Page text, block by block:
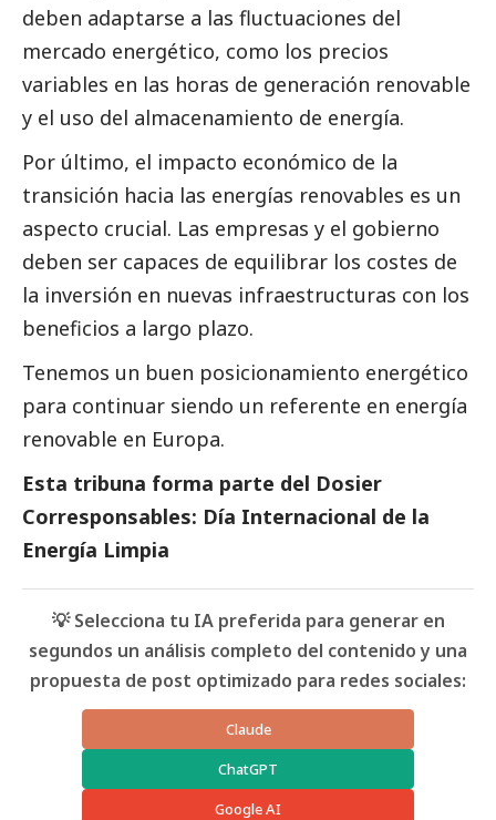
deben adaptarse a las fluctuaciones del
mercado energético, como los precios
variables en las horas de generación renovable
y el uso del almacenamiento de energía.
Por último, el impacto económico de la
transición hacia las energías renovables es un
aspecto crucial. Las empresas y el gobierno
deben ser capaces de equilibrar los costes de
la inversión en nuevas infraestructuras con los
beneficios a largo plazo.
Tenemos un buen posicionamiento energético
para continuar siendo un referente en energía
renovable en Europa.
Esta tribuna forma parte del Dosier
Corresponsables: Día Internacional de la
Energía Limpia
💡 Selecciona tu IA preferida para generar en
segundos un análisis completo del contenido y una
propuesta de post optimizado para redes sociales:
Claude
ChatGPT
Google AI